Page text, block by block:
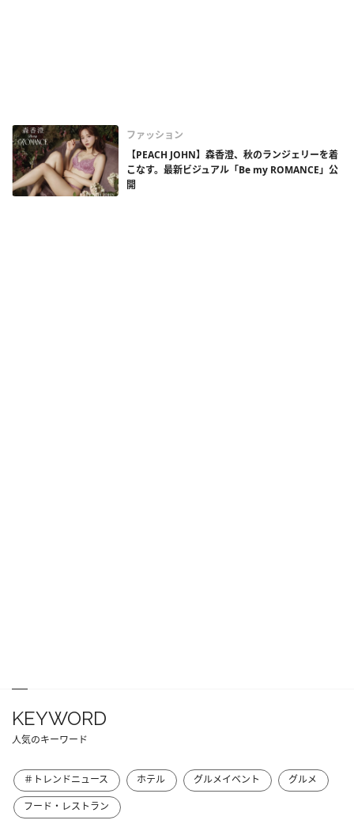
ファッション
【PEACH JOHN】森香澄、秋のランジェリーを着
こなす。最新ビジュアル「Be my ROMANCE」公
開
KEYWORD
人気のキーワード
＃トレンドニュース ホテル グルメイベント
グルメ
フード・レストラン